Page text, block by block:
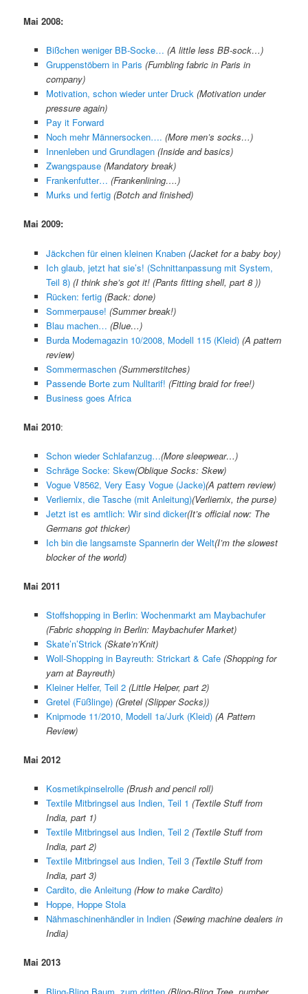
Mai 2008:
Bißchen weniger BB-Socke… (A little less BB-sock…)
Gruppenstöbern in Paris (Fumbling fabric in Paris in
company)
Motivation, schon wieder unter Druck (Motivation under
pressure again)
Pay it Forward
Noch mehr Männersocken…. (More men’s socks…)
Innenleben und Grundlagen (Inside and basics)
Zwangspause (Mandatory break)
Frankenfutter… (Frankenlining….)
Murks und fertig (Botch and finished)
Mai 2009:
Jäckchen für einen kleinen Knaben (Jacket for a baby boy)
Ich glaub, jetzt hat sie’s! (Schnittanpassung mit System,
Teil 8) (I think she’s got it! (Pants fitting shell, part 8 ))
Rücken: fertig (Back: done)
Sommerpause! (Summer break!)
Blau machen… (Blue…)
Burda Modemagazin 10/2008, Modell 115 (Kleid) (A pattern
review)
Sommermaschen (Summerstitches)
Passende Borte zum Nulltarif! (Fitting braid for free!)
Business goes Africa
Mai 2010:
Schon wieder Schlafanzug…(More sleepwear…)
Schräge Socke: Skew(Oblique Socks: Skew)
Vogue V8562, Very Easy Vogue (Jacke)(A pattern review)
Verliernix, die Tasche (mit Anleitung)(Verliernix, the purse)
Jetzt ist es amtlich: Wir sind dicker(It’s official now: The
Germans got thicker)
Ich bin die langsamste Spannerin der Welt(I’m the slowest
blocker of the world)
Mai 2011
Stoffshopping in Berlin: Wochenmarkt am Maybachufer
(Fabric shopping in Berlin: Maybachufer Market)
Skate’n’Strick (Skate’n’Knit)
Woll-Shopping in Bayreuth: Strickart & Cafe (Shopping for
yarn at Bayreuth)
Kleiner Helfer, Teil 2 (Little Helper, part 2)
Gretel (Füßlinge) (Gretel (Slipper Socks))
Knipmode 11/2010, Modell 1a/Jurk (Kleid) (A Pattern
Review)
Mai 2012
Kosmetikpinselrolle (Brush and pencil roll)
Textile Mitbringsel aus Indien, Teil 1 (Textile Stuff from
India, part 1)
Textile Mitbringsel aus Indien, Teil 2 (Textile Stuff from
India, part 2)
Textile Mitbringsel aus Indien, Teil 3 (Textile Stuff from
India, part 3)
Cardito, die Anleitung (How to make Cardito)
Hoppe, Hoppe Stola
Nähmaschinenhändler in Indien (Sewing machine dealers in
India)
Mai 2013
Bling-Bling Baum, zum dritten (Bling-Bling Tree, number